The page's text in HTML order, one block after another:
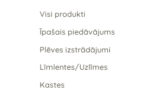
Visi produkti
Īpašais piedāvājums
Plēves izstrādājumi
Līmlentes/Uzlīmes
Kastes